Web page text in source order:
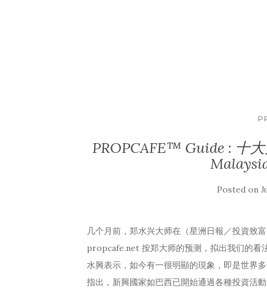
PROPCAFE™ Guide : 十
Posted on
几个月前，郑水兴大师在（星洲日報／投資致
propcafe.net 按郑大师的预测，拟出我们的
水興表示，如今有一很明顯的現象，即是世界
指出，新興國家如巴西已開始通過各種投資活